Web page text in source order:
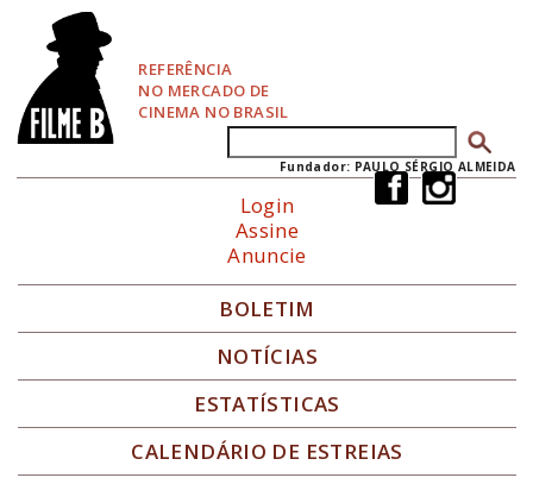
REFERÊNCIA
NO MERCADO DE
CINEMA NO BRASIL
Formulário de busca
Fundador: PAULO SÉRGIO ALMEIDA
Login
Assine
Anuncie
BOLETIM
NOTÍCIAS
ESTATÍSTICAS
CALENDÁRIO DE ESTREIAS